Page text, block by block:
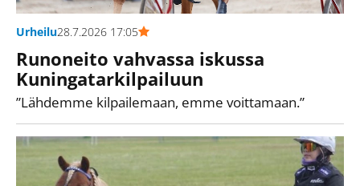
Urheilu28.7.2026 17:05
Runoneito vahvassa iskussa
Kuningatarkilpailuun
Lähdemme kilpailemaan, emme voittamaan.